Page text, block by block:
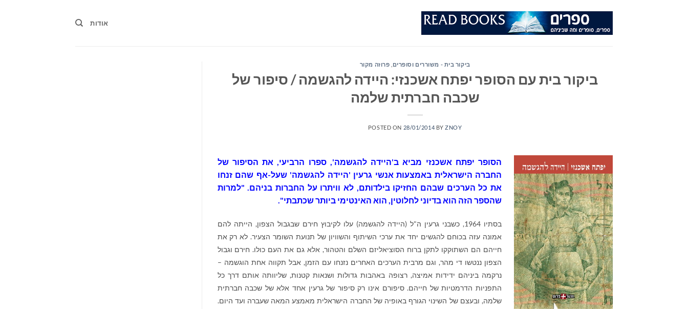
אודות
ביקור בית - משוררים וסופרים פרוזה מקור
ביקור בית עם הסופר יפתח אשכנזי: היידה להגשמה / סיפור של
שכבה חברתית שלמה
POSTED ON 28/01/2014 BYZNOY
הסופר יפתח אשכנזי מביא ב'היידה להגשמה', ספרו הרביעי, את הסיפור של
החברה הישראלית באמצעות אנשי גרעין 'היידה להגשמה' שעל-אף שהם זנחו
את כל הערכים שבהם החזיקו בילדותם, לא וויתרו על החברות בניהם. "למרות
שהספר הזה הוא בדיוני לחלוטין, הוא האינטימי ביותר שכתבתי".
בסתיו1964, כשבני גרעין ה"ל (היידה להגשמה) עלו לקיבוץ חירם שבגבול הצפון, הייתה להם
אמונה עזה בכוחם להגשים יחד את ערכי השיתוף והשוויון של תנועת השומר הצעיר. לא רק את
חייהם הם השתוקקו לתקן ברוח הסוציאליזם השלם והטהור, אלא גם את העם כולו. חירם וגבול
הצפון ננטשו די מהר, וגם מרבית הערכים האחרים נזנחו עם הזמן, אבל תקווה אחת הוגשמה –
נרקמה ביניהם ידידות אמיצה, רצופה באהבות גדולות ושנאות קטנות, שליוותה אותם דרך כל
התפניות הדרמטיות של חייהם. סיפורם אינו רק סיפור של גרעין אחד אלא של שכבה חברתית
שלמה, ובעצם של השינוי הגורף באופיה של החברה הישראלית מאמצע המאה שעברה ועד היום.